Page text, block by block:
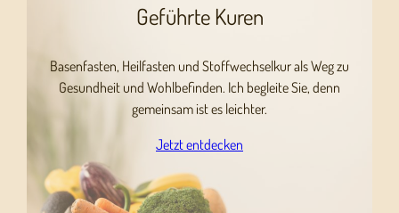
Geführte Kuren
Basenfasten, Heilfasten und Stoffwechselkur als Weg zu
Gesundheit und Wohlbefinden. Ich begleite Sie, denn
gemeinsam ist es leichter.
Jetzt entdecken